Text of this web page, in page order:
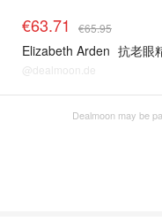
€63.71 €65.95
Elizabeth Arden 抗老眼
@dealmoon.de
Dealmoon may be